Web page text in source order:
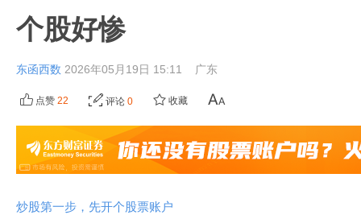
个股好惨
东函西数 2026年05月19日 15:11 广东
点赞 22 评论 0 收藏
炒股第一步，先开个股票账户